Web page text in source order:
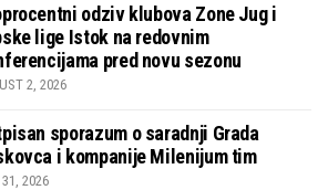
odziv klubova Zone Jug i
lige Istok na redovnim
pred novu sezonu
2, 2026
sporazum o saradnji Grada
i kompanije Milenijum tim
2026